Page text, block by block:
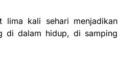
lima kali sehari menjadikan
di dalam hidup, di samping